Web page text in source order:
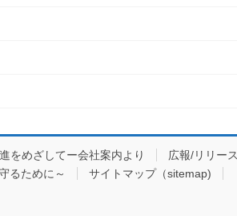
をめざしてー会社案内より 広報/リリース
るために～
サイトマップ（sitemap)